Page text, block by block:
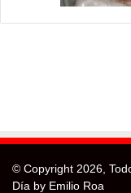
© Copyright 2026,
Día by Emilio Roa